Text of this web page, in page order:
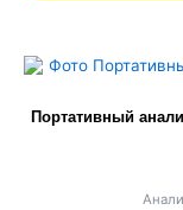
Портативный